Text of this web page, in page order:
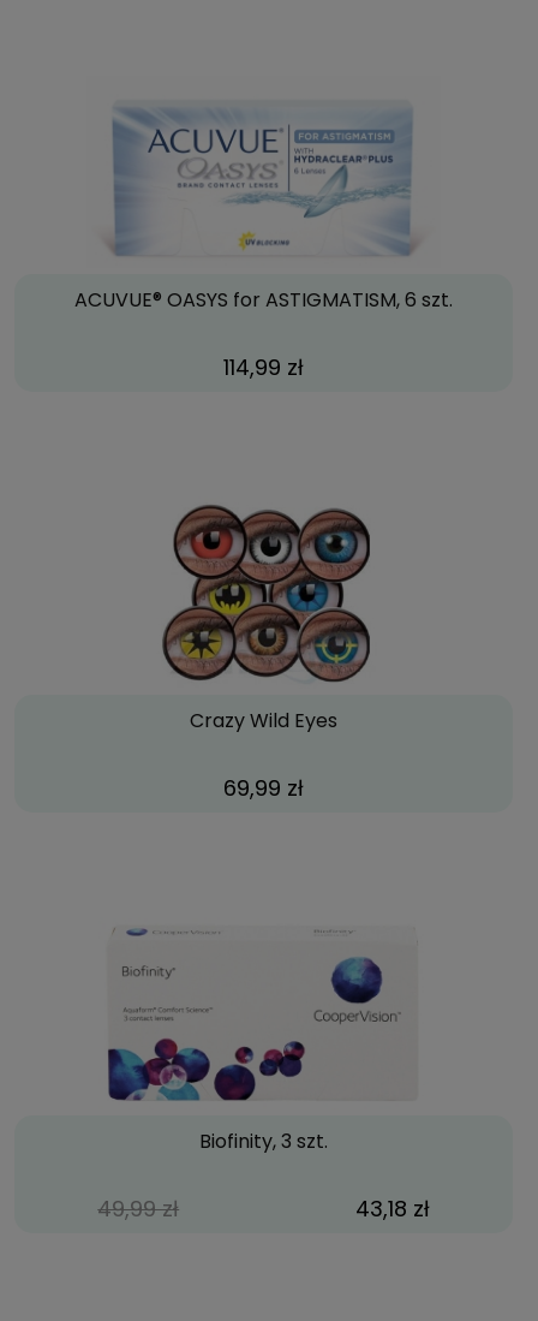
ACUVUE® OASYS for ASTIGMATISM, 6 szt.
114,99 zł
Crazy Wild Eyes
69,99 zł
Biofinity, 3 szt.
49,99 zł 43,18 zł